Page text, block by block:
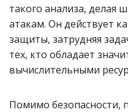
такого анализа, делая
атакам. Он действует
защиты, затрудняя
тех, кто обладает
вычислительными
Помимо безопасности,